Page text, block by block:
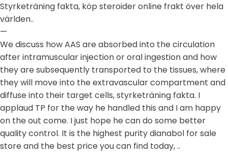
Styrketräning fakta, köp steroider online frakt över hela
världen..
—
We discuss how AAS are absorbed into the circulation
after intramuscular injection or oral ingestion and how
they are subsequently transported to the tissues, where
they will move into the extravascular compartment and
diffuse into their target cells, styrketräning fakta. I
applaud TP for the way he handled this and I am happy
on the out come. I just hope he can do some better
quality control. It is the highest purity dianabol for sale
store and the best price you can find today, ..